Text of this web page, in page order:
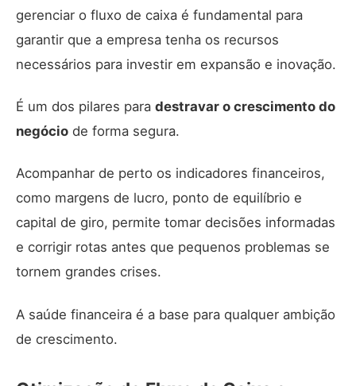
gerenciar o fluxo de caixa é fundamental para
garantir que a empresa tenha os recursos
necessários para investir em expansão e inovação.
É um dos pilares para destravar o crescimento do
negócio de forma segura.
Acompanhar de perto os indicadores financeiros,
como margens de lucro, ponto de equilíbrio e
capital de giro, permite tomar decisões informadas
e corrigir rotas antes que pequenos problemas se
tornem grandes crises.
A saúde financeira é a base para qualquer ambição
de crescimento.